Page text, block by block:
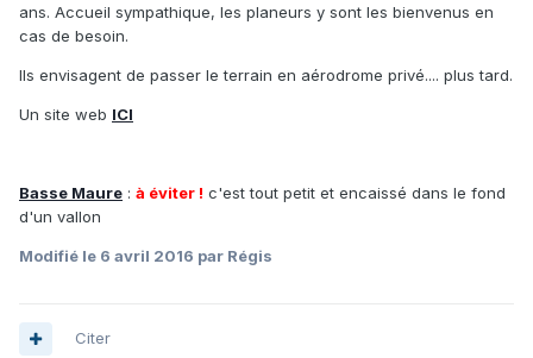
ans. Accueil sympathique, les planeurs y sont les bienvenus en
cas de besoin.
Ils envisagent de passer le terrain en aérodrome privé.... plus tard.
Un site web ICI
Basse Maure : à éviter ! c'est tout petit et encaissé dans le fond
d'un vallon
Modifié le 6 avril 2016 par Régis
Citer